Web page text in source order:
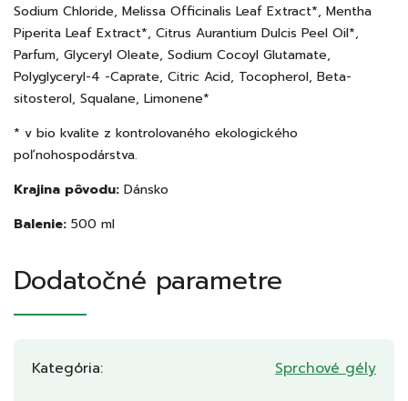
Sodium Chloride, Melissa Officinalis Leaf Extract*, Mentha
Piperita Leaf Extract*, Citrus Aurantium Dulcis Peel Oil*,
Parfum, Glyceryl Oleate, Sodium Cocoyl Glutamate,
Polyglyceryl-4 -Caprate, Citric Acid, Tocopherol, Beta-
sitosterol, Squalane, Limonene*
* v bio kvalite z kontrolovaného ekologického
poľnohospodárstva.
Krajina pôvodu: Dánsko
Balenie: 500 ml
Dodatočné parametre
Kategória:
Sprchové gély